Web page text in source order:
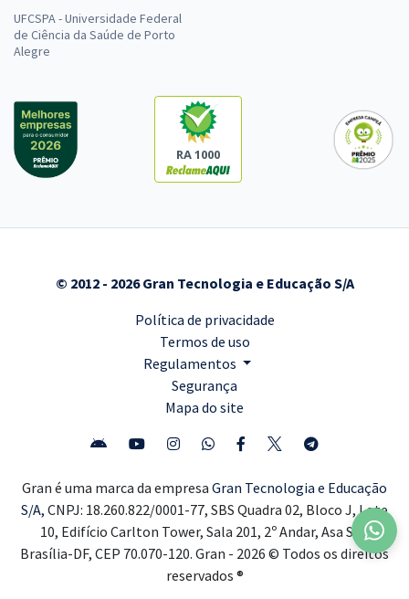
UFCSPA - Universidade Federal
de Ciência da Saúde de Porto
Alegre
RA 1000
© 2012 - 2026 Gran Tecnologia e Educação S/A
Política de privacidade
Termos de uso
Regulamentos
Segurança
Mapa do site
Gran é uma marca da empresa Gran Tecnologia e Educação
S/A, CNPJ: 18.260.822/0001-77, SBS Quadra 02, Bloco J, Lote
10, Edifício Carlton Tower, Sala 201, 2º Andar, Asa Sul,
Brasília-DF, CEP 70.070-120. Gran - 2026 © Todos os direitos
reservados ®